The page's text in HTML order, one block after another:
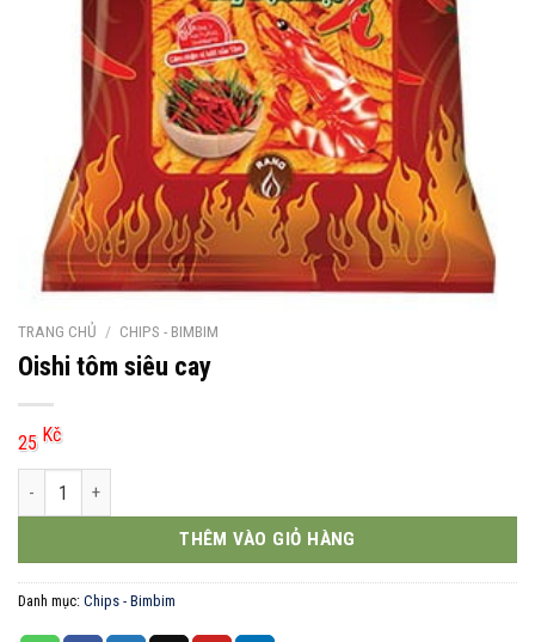
TRANG CHỦ / CHIPS - BIMBIM
Oishi tôm siêu cay
25 Kč
Oishi tôm siêu cay số lượng
THÊM VÀO GIỎ HÀNG
Danh mục: Chips - Bimbim